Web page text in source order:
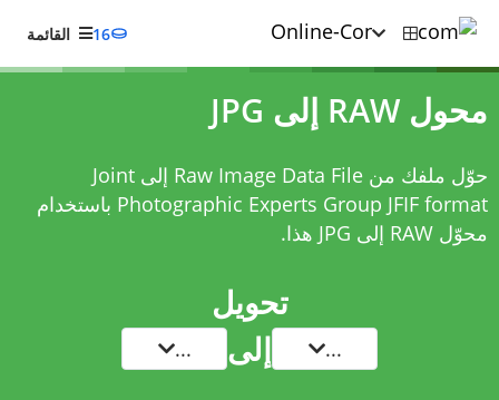
16 القائمة
محول RAW إلى JPG
حوّل ملفك من Raw Image Data File إلى Joint
Photographic Experts Group JFIF format باستخدام
محوّل RAW إلى JPG
هذا.
تحويل
... إلى ...